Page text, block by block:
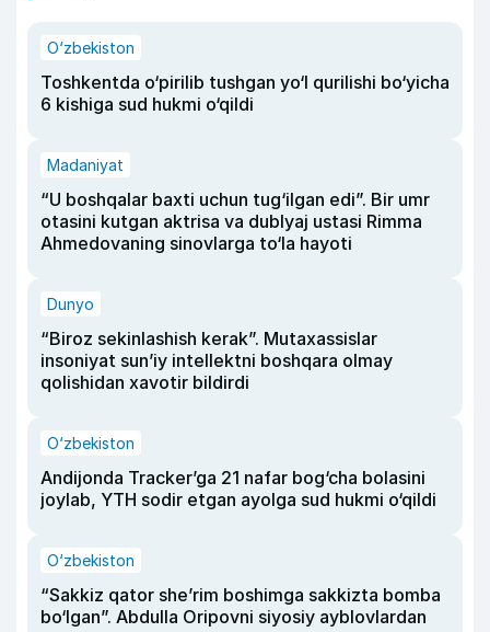
O‘zbekiston
Toshkentda o‘pirilib tushgan yo‘l qurilishi bo‘yicha
6 kishiga sud hukmi o‘qildi
Madaniyat
“U boshqalar baxti uchun tug‘ilgan edi”. Bir umr
otasini kutgan aktrisa va dublyaj ustasi Rimma
Ahmedovaning sinovlarga to‘la hayoti
Dunyo
“Biroz sekinlashish kerak”. Mutaxassislar
insoniyat sun’iy intellektni boshqara olmay
qolishidan xavotir bildirdi
O‘zbekiston
Andijonda Tracker’ga 21 nafar bog‘cha bolasini
joylab, YTH sodir etgan ayolga sud hukmi o‘qildi
O‘zbekiston
“Sakkiz qator she’rim boshimga sakkizta bomba
bo‘lgan”. Abdulla Oripovni siyosiy ayblovlardan